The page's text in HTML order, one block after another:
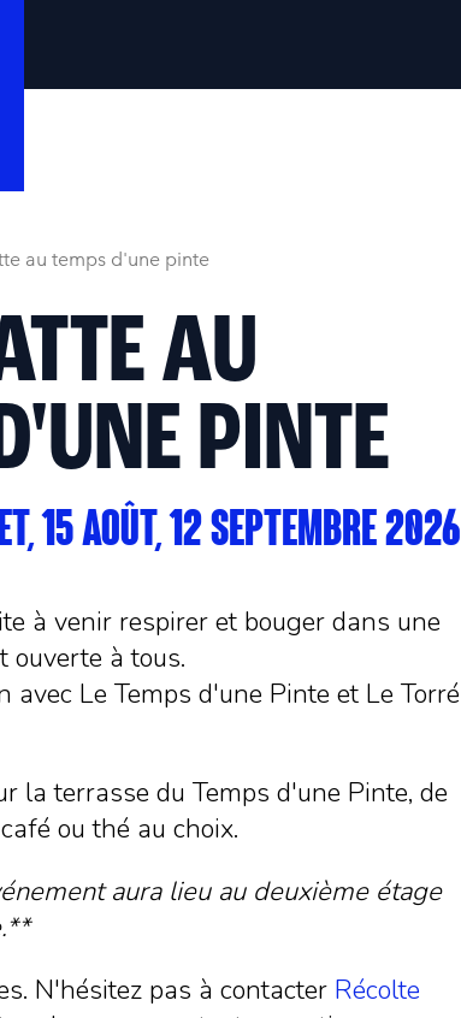
au temps d'une pinte
AU
PINTE
15 AOÛT, 12 SEPTEMBRE 2026
à venir respirer et bouger dans une
ouverte à tous.
avec Le Temps d'une Pinte et Le Torré
la terrasse du Temps d'une Pinte, de
ou thé au choix.
aura lieu au deuxième étage
N'hésitez pas à contacter Récolte